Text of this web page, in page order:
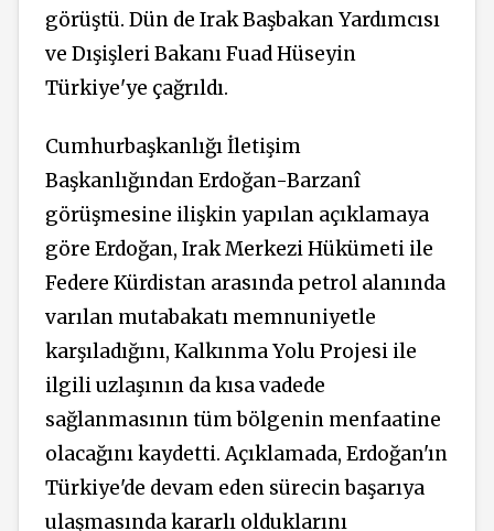
görüştü. Dün de Irak Başbakan Yardımcısı
ve Dışişleri Bakanı Fuad Hüseyin
Türkiye'ye çağrıldı.
Cumhurbaşkanlığı İletişim
Başkanlığından Erdoğan-Barzanî
görüşmesine ilişkin yapılan açıklamaya
göre Erdoğan, Irak Merkezi Hükümeti ile
Federe Kürdistan arasında petrol alanında
varılan mutabakatı memnuniyetle
karşıladığını, Kalkınma Yolu Projesi ile
ilgili uzlaşının da kısa vadede
sağlanmasının tüm bölgenin menfaatine
olacağını kaydetti. Açıklamada, Erdoğan'ın
Türkiye'de devam eden sürecin başarıya
ulaşmasında kararlı olduklarını